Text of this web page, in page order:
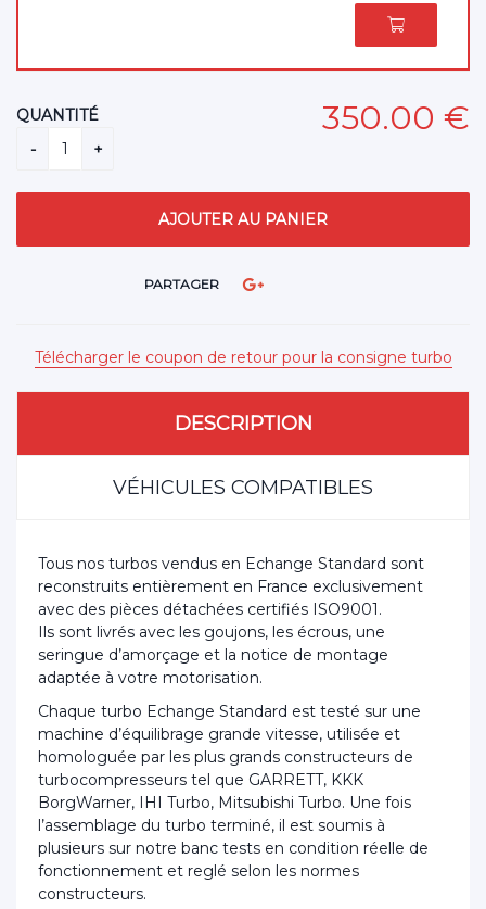
350.00 €
QUANTITÉ
PARTAGER
Télécharger le coupon de retour pour la consigne turbo
DESCRIPTION
VÉHICULES COMPATIBLES
Tous nos turbos vendus en Echange Standard sont
reconstruits entièrement en France exclusivement
avec des pièces détachées certifiés ISO9001.
Ils sont livrés avec les goujons, les écrous, une
seringue d’amorçage et la notice de montage
adaptée à votre motorisation.
Chaque turbo Echange Standard est testé sur une
machine d’équilibrage grande vitesse, utilisée et
homologuée par les plus grands constructeurs de
turbocompresseurs tel que GARRETT, KKK
BorgWarner, IHI Turbo, Mitsubishi Turbo. Une fois
l’assemblage du turbo terminé, il est soumis à
plusieurs sur notre banc tests en condition réelle de
fonctionnement et reglé selon les normes
constructeurs.